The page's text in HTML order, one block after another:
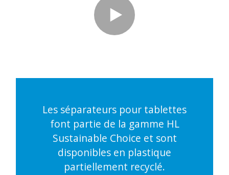
Les séparateurs pour tablettes
font partie de la gamme HL
Sustainable Choice et sont
disponibles en plastique
partiellement recyclé.